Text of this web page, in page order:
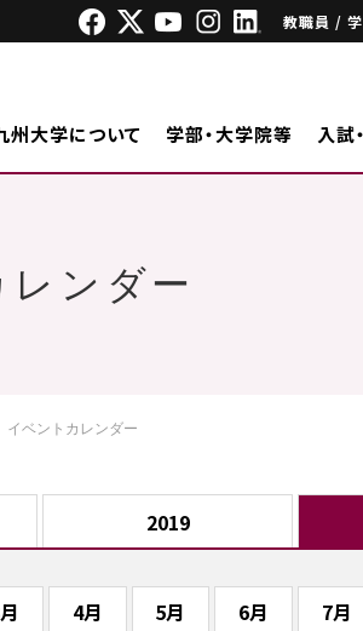
教職員 /
州大学について 学部・大学院等 入試
ンダー
イベントカレンダー
2019
4月 5月 6月 7月